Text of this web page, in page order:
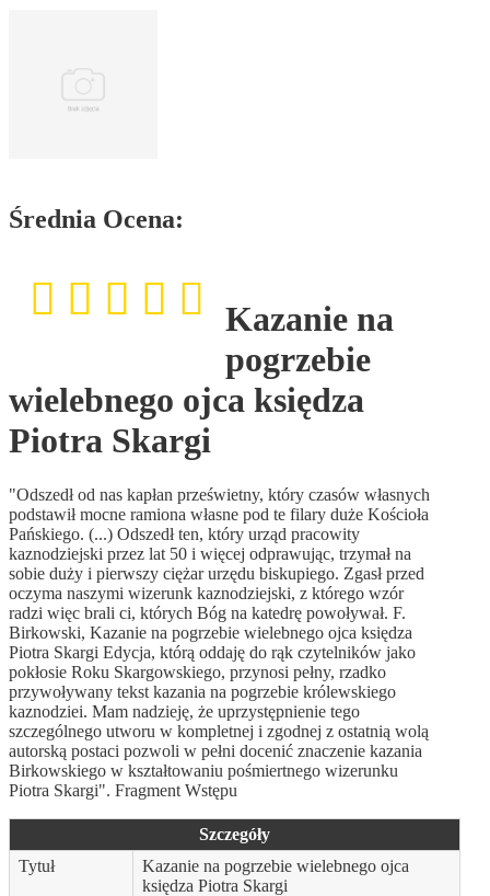
Średnia Ocena:
Kazanie na
pogrzebie
wielebnego ojca księdza
Piotra Skargi
"Odszedł od nas kapłan prześwietny, który czasów własnych
podstawił mocne ramiona własne pod te filary duże Kościoła
Pańskiego. (...) Odszedł ten, który urząd pracowity
kaznodziejski przez lat 50 i więcej odprawując, trzymał na
sobie duży i pierwszy ciężar urzędu biskupiego. Zgasł przed
oczyma naszymi wizerunk kaznodziejski, z którego wzór
radzi więc brali ci, których Bóg na katedrę powoływał. F.
Birkowski, Kazanie na pogrzebie wielebnego ojca księdza
Piotra Skargi Edycja, którą oddaję do rąk czytelników jako
pokłosie Roku Skargowskiego, przynosi pełny, rzadko
przywoływany tekst kazania na pogrzebie królewskiego
kaznodziei. Mam nadzieję, że uprzystępnienie tego
szczególnego utworu w kompletnej i zgodnej z ostatnią wolą
autorską postaci pozwoli w pełni docenić znaczenie kazania
Birkowskiego w kształtowaniu pośmiertnego wizerunku
Piotra Skargi". Fragment Wstępu
Szczegóły
Tytuł
Kazanie na pogrzebie wielebnego ojca
księdza Piotra Skargi